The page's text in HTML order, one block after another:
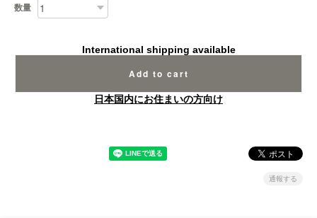
数量
International shipping available
Add to cart
日本国内にお住まいの方向け
通報する